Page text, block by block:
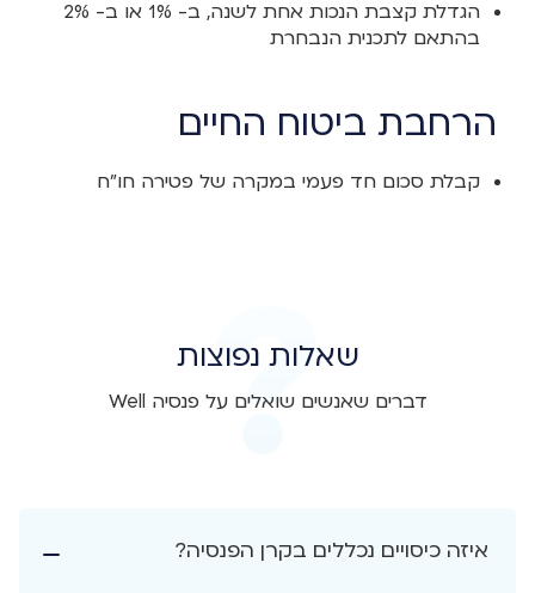
הגדלת קצבת הנכות אחת לשנה, ב- 1% או ב- 2%
בהתאם לתכנית הנבחרת
הרחבת ביטוח החיים
קבלת סכום חד פעמי במקרה של פטירה חו"ח
שאלות נפוצות
דברים שאנשים שואלים על פנסיה Well
איזה כיסויים נכללים בקרן הפנסיה?